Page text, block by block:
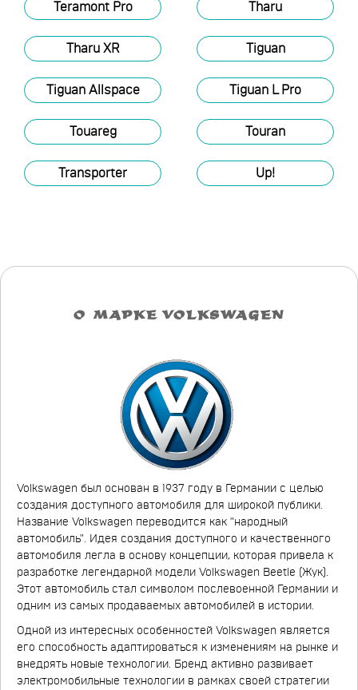
Teramont Pro Tharu
Tharu XR Tiguan
Tiguan Allspace Tiguan L Pro
Touareg Touran
Transporter Up!
О МАРКЕ VOLKSWAGEN
Volkswagen был основан в 1937 году в Германии с целью
создания доступного автомобиля для широкой публики.
Название Volkswagen переводится как "народный
автомобиль". Идея создания доступного и качественного
автомобиля легла в основу концепции, которая привела к
разработке легендарной модели Volkswagen Beetle (Жук).
Этот автомобиль стал символом послевоенной Германии и
одним из самых продаваемых автомобилей в истории.
Одной из интересных особенностей Volkswagen является
его способность адаптироваться к изменениям на рынке и
внедрять новые технологии. Бренд активно развивает
электромобильные технологии в рамках своей стратегии